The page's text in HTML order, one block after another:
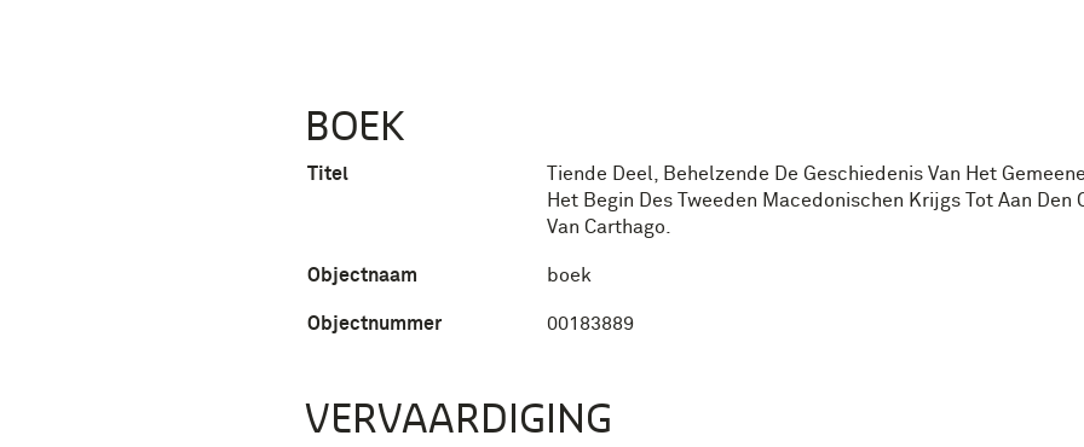
BOEK
Titel
Tiende Deel, Behelzende De Geschiedenis Van Het
Het Begin Des Tweeden Macedonischen Krijgs Tot Aan Den
Van Carthago.
Objectnaam boek
Objectnummer 00183889
VERVAARDIGING